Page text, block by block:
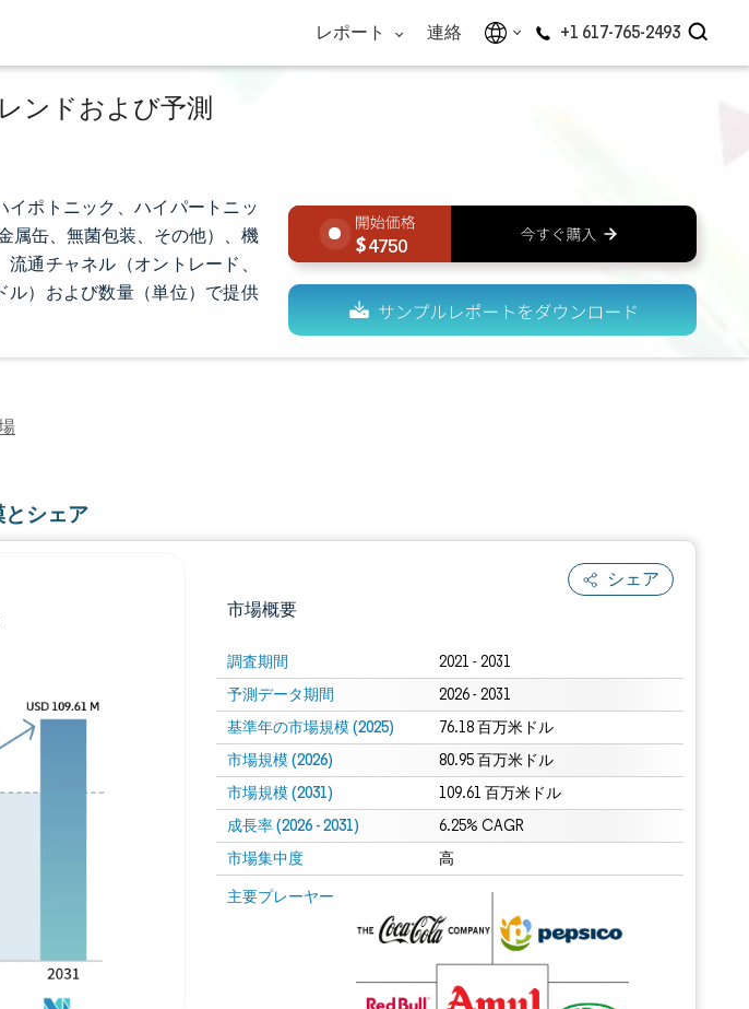
レポート 連絡 +1 617-765-2493
ンドおよび予測
ポトニック、ハイパートニッ
属缶、無菌包装、その他）、機
通チャネル（オントレード、
ル）および数量（単位）で提供
4750
シェア
シェア
市場概要
調査期間 2021 - 2031
予測データ期間 2026 - 2031
基準年の市場規模 (2025) 76.18 百万米ドル
市場規模 (2026) 80.95 百万米ドル
市場規模 (2031) 109.61 百万米ドル
成長率 (2026 - 2031) 6.25% CAGR
市場集中度 高
主要プレーヤー
画像 © Mordor Intelligence。再利用にはCC BY 4.0の表示が必要です。
Intelligence。再利用にはCC BY 4.0の表示が必要です。